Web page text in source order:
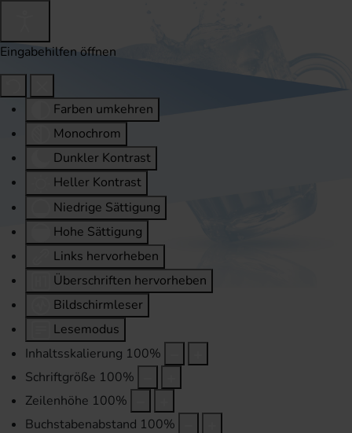
Eingabehilfen öffnen
Farben umkehren
Monochrom
Dunkler Kontrast
Heller Kontrast
Niedrige Sättigung
Hohe Sättigung
Links hervorheben
Überschriften hervorheben
Bildschirmleser
Lesemodus
Inhaltsskalierung 100%
Schriftgröße 100%
Zeilenhöhe 100%
Buchstabenabstand 100%